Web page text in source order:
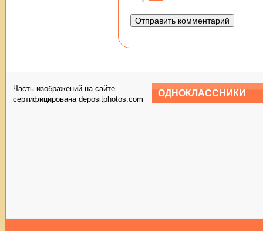
Часть изображений на сайте
сертифицирована depositphotos.com
ОДНОКЛАССНИКИ